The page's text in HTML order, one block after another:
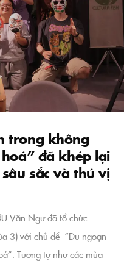
trong không
đã khép lại
sắc và thú vị
Văn Ngư đã tổ chức
3) với chủ đề “Du ngoạn
Tương tự như các mùa